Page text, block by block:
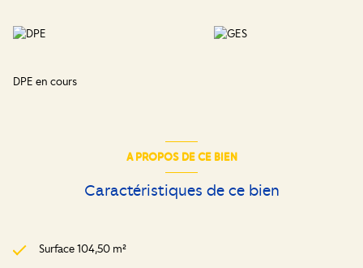
DPE en cours
A PROPOS DE CE BIEN
Caractéristiques de ce bien
Surface 104,50 m²